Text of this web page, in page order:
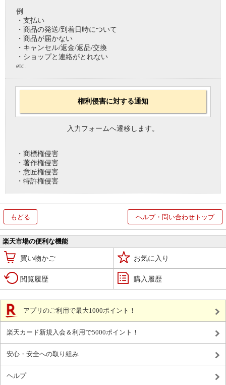
例
・支払い
・商品の発送/到着日時について
・商品が届かない
・キャンセル/返金/返品/交換
・ショップと連絡がとれない
etc.
権利侵害に対する通知
入力フォームへ遷移します。
・商標権侵害
・著作権侵害
・意匠権侵害
・特許権侵害
もどる ヘルプ・問い合わせトップ
楽天市場の便利な機能
買い物かご お気に入り
閲覧履歴 購入履歴
アプリのご利用で最大1000ポイント！
楽天カード新規入会＆利用で5000ポイント！
安心・安全への取り組み
ヘルプ